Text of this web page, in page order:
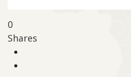
0
Shares